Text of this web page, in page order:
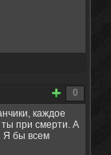
0
каждое
ты при смерти. А
Я бы всем